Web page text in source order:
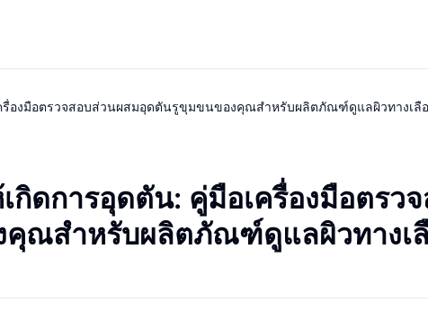
รื่องมือตรวจสอบส่วนผสมอุดตันรูขุมขนของคุณสำหรับผลิตภัณฑ์ดูแลผิวทางเลื
กิดการอุดตัน: คู่มือเครื่องมือตรว
ณสำหรับผลิตภัณฑ์ดูแลผิวทางเ